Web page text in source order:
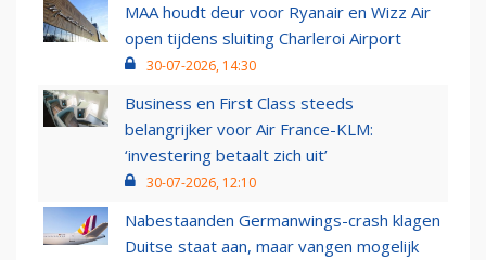
MAA houdt deur voor Ryanair en Wizz Air
open tijdens sluiting Charleroi Airport
30-07-2026, 14:30
Business en First Class steeds
belangrijker voor Air France-KLM:
‘investering betaalt zich uit’
30-07-2026, 12:10
Nabestaanden Germanwings-crash klagen
Duitse staat aan, maar vangen mogelijk